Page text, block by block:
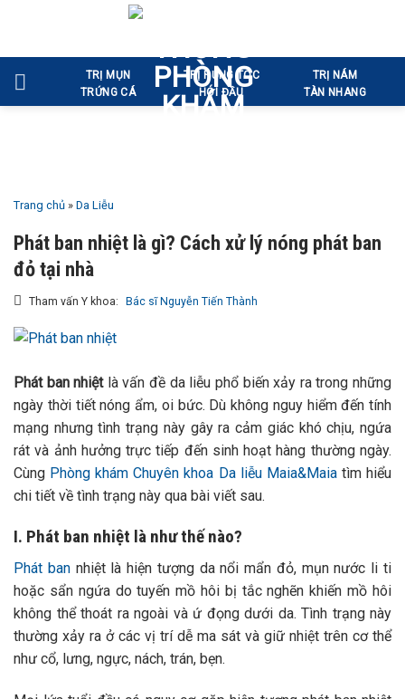
nội
dung
TRỊ MỤN
TRỨNG CÁ
TRỊ RỤNG TÓC
HÓI ĐẦU
TRỊ NÁM
TÀN NHANG
Trang chủ » Da Liễu
Phát ban nhiệt là gì? Cách xử lý nóng phát ban
đỏ tại nhà
Tham vấn Y khoa: Bác sĩ Nguyễn Tiến Thành
Phát ban nhiệtlà vấn đề da liễu phổ biến xảy ra trong những
ngày thời tiết nóng ẩm, oi bức. Dù không nguy hiểm đến tính
mạng nhưng tình trạng này gây ra cảm giác khó chịu, ngứa
rát và ảnh hưởng trực tiếp đến sinh hoạt hàng thường ngày.
Cùng Phòng khám Chuyên khoa Da liễu Maia&Maiatìm hiểu
chi tiết về tình trạng này qua bài viết sau.
I. Phát ban nhiệt là như thế nào?
Phát bannhiệt là hiện tượng da nổi mẩn đỏ, mụn nước li ti
hoặc sẩn ngứa do tuyến mồ hôi bị tắc nghẽn khiến mồ hôi
không thể thoát ra ngoài và ứ đọng dưới da. Tình trạng này
thường xảy ra ở các vị trí dễ ma sát và giữ nhiệt trên cơ thể
như cổ, lưng, ngực, nách, trán, bẹn.